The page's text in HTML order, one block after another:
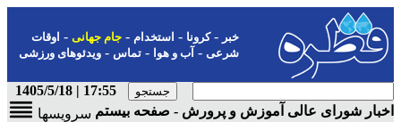
-کرونا-استخدام- جام جهانی-اوقات
شرعی-آب و هوا-تماس-ویدئوهای ورزشی
17:55 | 1405/5/18
شورای عالی آموزش و پرورش - صفحه بیستم سرویسها